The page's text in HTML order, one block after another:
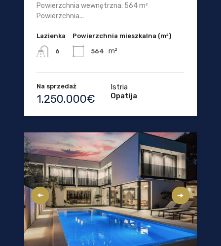
Powierzchnia wewnętrzna: 564 m²
Powierzchnia...
Lazienka
6
Powierzchnia mieszkalna (m²)
564 m²
Na sprzedaż
1.250.000€
Istria
Opatija